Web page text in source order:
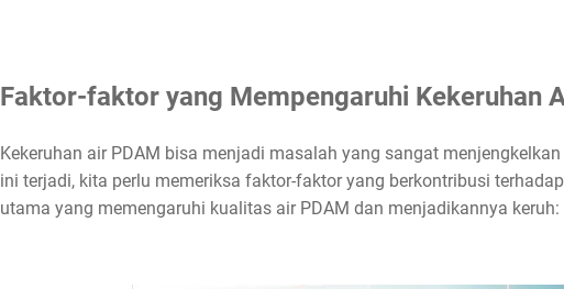
Faktor-faktor yang Mempengaruhi Kekeruhan
Kekeruhan air PDAM bisa menjadi masalah yang sangat
ini terjadi, kita perlu memeriksa faktor-faktor yang berkontribusi
utama yang memengaruhi kualitas air PDAM dan menjadikannya keruh: